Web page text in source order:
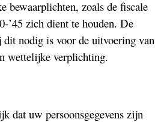
bewaarplichten, zoals de fiscale
’45 zich dient te houden. De
dit nodig is voor de uitvoering van
wettelijke verplichting.
dat uw persoonsgegevens zijn